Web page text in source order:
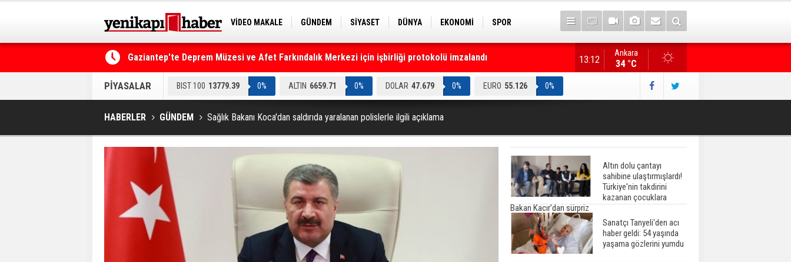
VİDEO MAKALE GÜNDEM SİYASET DÜNYA EKONOMİ
SPOR
Gaziantep'te Deprem Müzesi ve Afet Farkındalık Merkezi için işbirliği protokolü imzalandı Resmi Gazete'de Bugün
Ankara
34 °C
13:12
PİYASALAR BIST 100 13779.39 0% ALTIN 6659.71 0% DOLAR 47.679 0% EURO 55.126 0%
HABERLER GÜNDEM Sağlık Bakanı Koca'dan saldırıda yaralanan polislerle ilgili açıklama
Altın dolu çantayı
sahibine ulaştırmışlardı!
Türkiye'nin takdirini
kazanan çocuklara
Bakan Kacır'dan sürpriz
Sanatçı Tanyeli'den acı
haber geldi: 54 yaşında
yaşama gözlerini yumdu